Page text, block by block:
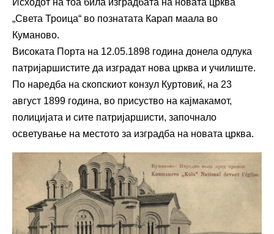
Исходот на тоа била изградбата на новата црква
„Света Троица“ во познатата Карап маала во
Куманово.
Високата Порта на 12.05.1898 година донела одлука
патријаршистите да изградат нова црква и училиште.
По наредба на скопскиот конзул Куртовиќ, на 23
август 1899 година, во присуство на кајмакамот,
полицијата и сите патријаршисти, започнало
осветување на местото за изградба на новата црква.